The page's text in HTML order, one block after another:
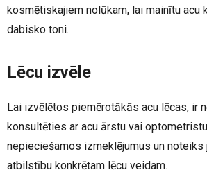
kosmētiskajiem nolūkam, lai mainītu acu
dabisko toni.
Lēcu izvēle
Lai izvēlētos piemērotākās acu lēcas, ir
konsultēties ar acu ārstu vai
nepieciešamos izmeklējumus un noteiks
atbilstību konkrētam lēcu veidam.